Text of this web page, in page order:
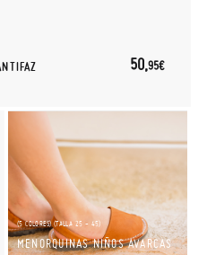
50,95€
(5 COLORES) (TALLA 25 - 45)
MENORQUINAS NIÑOS AVARCAS